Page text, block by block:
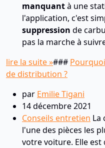
manquantà une
l'application, c'est
suppression de
pas la marche à
lire la suite »###
de distribution ?
par Emilie Tigani
14 décembre 2021
Conseils entretien La
l'une des pièces les
votre voiture. Elle est